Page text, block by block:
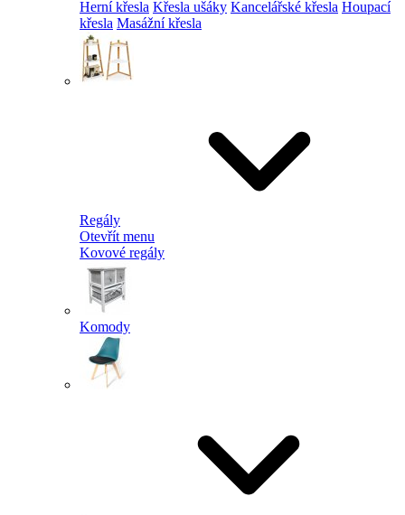
Herní křesla Křesla ušáky Kancelářské křesla Houpací
křesla Masážní křesla
Regály
Otevřít menu
Kovové regály
Komody